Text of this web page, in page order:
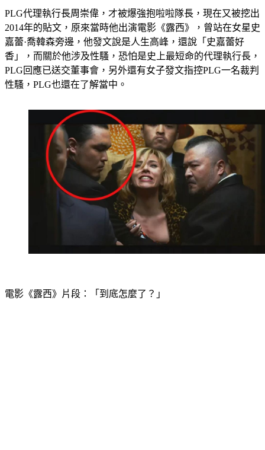
PLG代理執行長周崇偉，才被爆強抱啦啦隊長，現在又被挖出
2014年的貼文，原來當時他出演電影《露西》，曾站在女星史
嘉蕾·喬韓森旁邊，他發文說是人生高峰，還說「史嘉蕾好
香」，而關於他涉及性騷，恐怕是史上最短命的代理執行長，
PLG回應已送交董事會，另外還有女子發文指控PLG一名裁判
性騷，PLG也還在了解當中。
電影《露西》片段：「到底怎麼了？」